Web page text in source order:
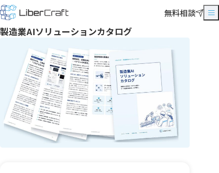
無料相談
製造業AIソリューションカタログ